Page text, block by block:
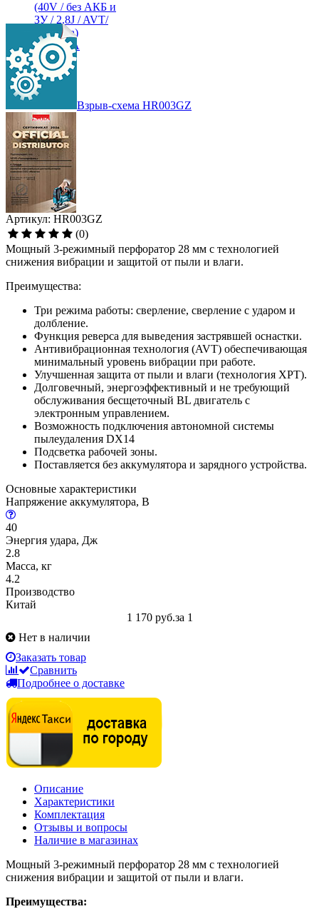
Взрыв-схема HR003GZ
Артикул: HR003GZ
(0)
Мощный 3-режимный перфоратор 28 мм c технологией
снижения вибрации и защитой от пыли и влаги.
Преимущества:
Три режима работы: сверление, сверление с ударом и
долбление.
Функция реверса для выведения застрявшей оснастки.
Антивибрационная технология (AVT) обеспечивающая
минимальный уровень вибрации при работе.
Улучшенная защита от пыли и влаги (технология XPT).
Долговечный, энергоэффективный и не требующий
обслуживания бесщеточный BL двигатель с
электронным управлением.
Возможность подключения автономной системы
пылеудаления DX14
Подсветка рабочей зоны.
Поставляется без аккумулятора и зарядного устройства.
Основные характеристики
Напряжение аккумулятора, В
40
Энергия удара, Дж
2.8
Масса, кг
4.2
Производство
Китай
1 170 руб.за 1
Нет в наличии
Заказать товар
Сравнить
Подробнее о доставке
Описание
Характеристики
Комплектация
Отзывы и вопросы
Наличие в магазинах
Мощный 3-режимный перфоратор 28 мм c технологией
снижения вибрации и защитой от пыли и влаги.
Преимущества: